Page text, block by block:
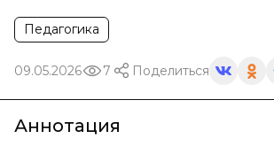
Педагогика
09.05.2026 7 Поделиться
Аннотация